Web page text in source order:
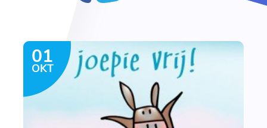
01
OKT